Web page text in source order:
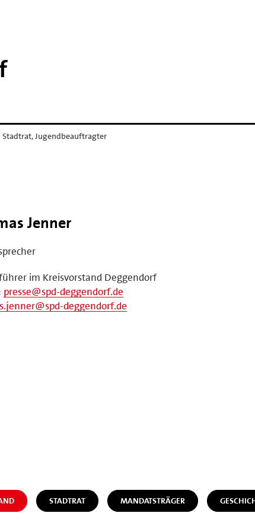
Stadtrat, Jugendbeauftragter
Jenner
im Kreisvorstand Deggendorf
presse@spd-deggendorf.de
deggendorf.de
STADTRAT MANDATSTRÄGER